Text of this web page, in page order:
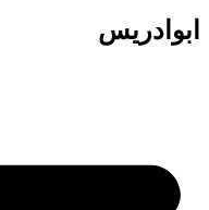
ابوادریس